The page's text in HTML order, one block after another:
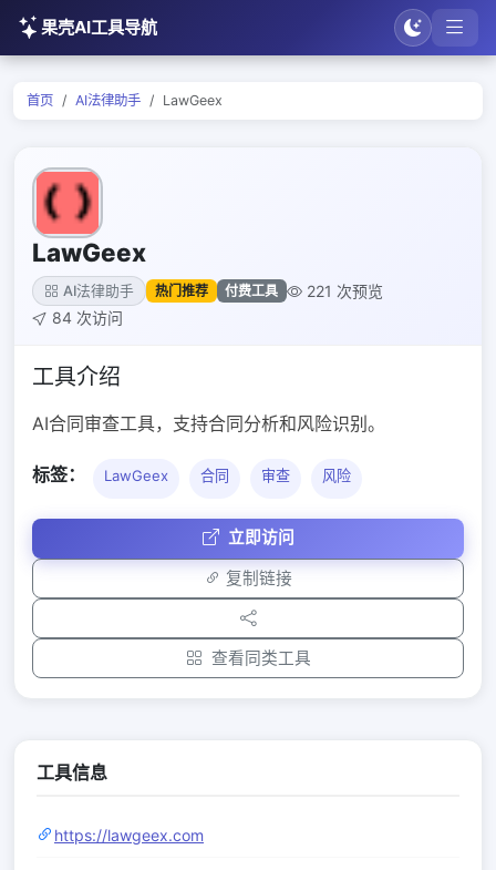
果壳AI工具导航
首页 AI法律助手 LawGeex
LawGeex
AI法律助手 热门推荐 付费工具
221 次预览
84 次访问
工具介绍
AI合同审查工具，支持合同分析和风险识别。
标签： LawGeex 合同 审查 风险
立即访问
复制链接
查看同类工具
工具信息
https://lawgeex.com